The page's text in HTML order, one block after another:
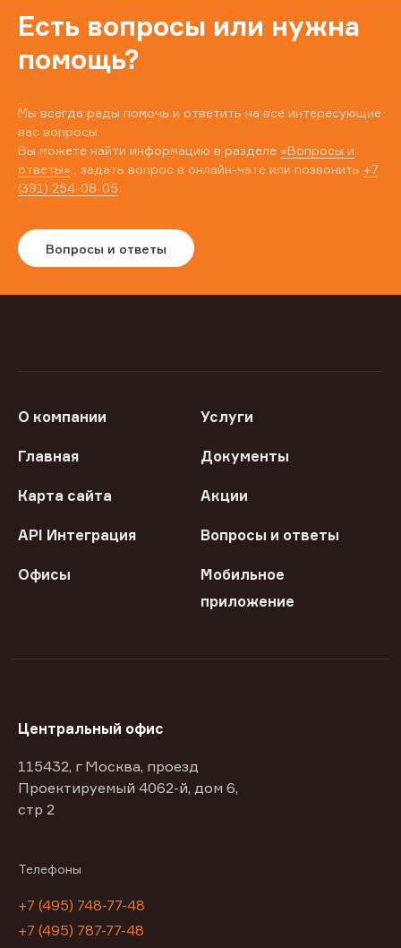
Есть вопросы или нужна
помощь?
Мы всегда рады помочь и ответить на все интересующие
вас вопросы.
Вы можете найти информацию в разделе «Вопросы и
ответы» , задать вопрос в онлайн-чате или позвонить +7
(391) 254-08-05
Вопросы и ответы
О компании Услуги
Главная Документы
Карта сайта Акции
API Интеграция Вопросы и ответы
Офисы
Мобильное
приложение
Центральный офис
115432, г Москва, проезд
Проектируемый 4062-й, дом 6,
стр 2
Телефоны
+7 (495) 748-77-48
+7 (495) 787-77-48